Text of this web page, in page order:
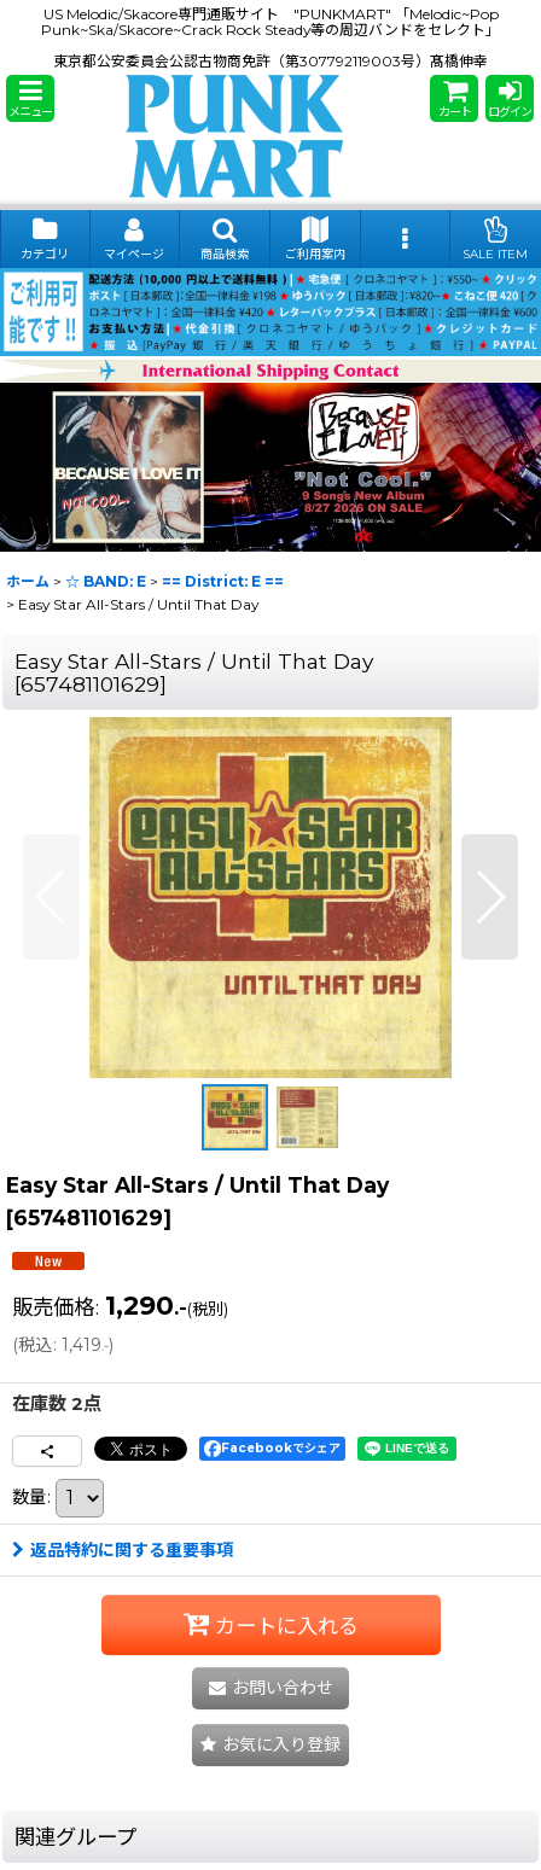
US Melodic/Skacore専門通販サイト "PUNKMART" 「Melodic~Pop
Punk~Ska/Skacore~Crack Rock Steady等の周辺バンドをセレクト」
東京都公安委員会公認古物商免許（第307792119003号）髙橋伸幸
メニュー カート ログイン
カテゴリ マイページ 商品検索 ご利用案内 SALE ITEM
ホーム > ☆ BAND: E > == District: E ==
> Easy Star All-Stars / Until That Day
Easy Star All-Stars / Until That Day
[657481101629]
Easy Star All-Stars / Until That Day
[657481101629]
販売価格: 1,290.-(税別)
(税込: 1,419.-)
在庫数 2点
Facebookでシェア
数量:
返品特約に関する重要事項
カートに入れる
お問い合わせ
お気に入り登録
関連グループ